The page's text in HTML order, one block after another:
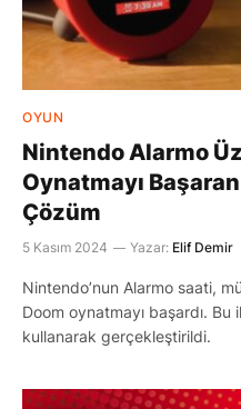
OYUN
Nintendo Alarmo
Oynatmayı
Çözüm
5 Kasım 2024 Yazar: Elif Demir
Nintendo’nun Alarmo saati,
Doom oynatmayı başardı. Bu
kullanarak gerçekleştirildi.